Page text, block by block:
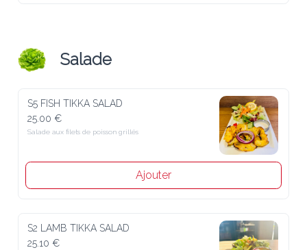
Salade
S5 FISH TIKKA SALAD
25.00 €
Salade aux filets de poisson grillés
Ajouter
S2 LAMB TIKKA SALAD
25.10 €